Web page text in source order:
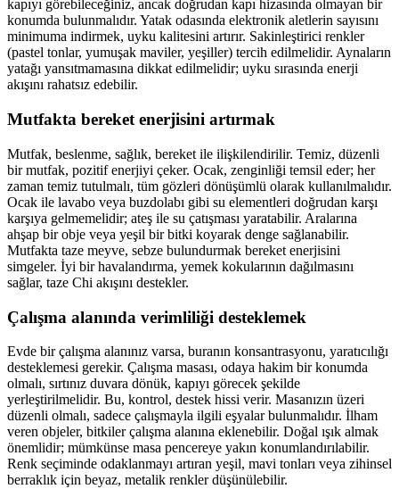
kapıyı görebileceğiniz, ancak doğrudan kapı hizasında olmayan bir
konumda bulunmalıdır. Yatak odasında elektronik aletlerin sayısını
minimuma indirmek, uyku kalitesini artırır. Sakinleştirici renkler
(pastel tonlar, yumuşak maviler, yeşiller) tercih edilmelidir. Aynaların
yatağı yansıtmamasına dikkat edilmelidir; uyku sırasında enerji
akışını rahatsız edebilir.
Mutfakta bereket enerjisini artırmak
Mutfak, beslenme, sağlık, bereket ile ilişkilendirilir. Temiz, düzenli
bir mutfak, pozitif enerjiyi çeker. Ocak, zenginliği temsil eder; her
zaman temiz tutulmalı, tüm gözleri dönüşümlü olarak kullanılmalıdır.
Ocak ile lavabo veya buzdolabı gibi su elementleri doğrudan karşı
karşıya gelmemelidir; ateş ile su çatışması yaratabilir. Aralarına
ahşap bir obje veya yeşil bir bitki koyarak denge sağlanabilir.
Mutfakta taze meyve, sebze bulundurmak bereket enerjisini
simgeler. İyi bir havalandırma, yemek kokularının dağılmasını
sağlar, taze Chi akışını destekler.
Çalışma alanında verimliliği desteklemek
Evde bir çalışma alanınız varsa, buranın konsantrasyonu, yaratıcılığı
desteklemesi gerekir. Çalışma masası, odaya hakim bir konumda
olmalı, sırtınız duvara dönük, kapıyı görecek şekilde
yerleştirilmelidir. Bu, kontrol, destek hissi verir. Masanızın üzeri
düzenli olmalı, sadece çalışmayla ilgili eşyalar bulunmalıdır. İlham
veren objeler, bitkiler çalışma alanına eklenebilir. Doğal ışık almak
önemlidir; mümkünse masa pencereye yakın konumlandırılabilir.
Renk seçiminde odaklanmayı artıran yeşil, mavi tonları veya zihinsel
berraklık için beyaz, metalik renkler düşünülebilir.